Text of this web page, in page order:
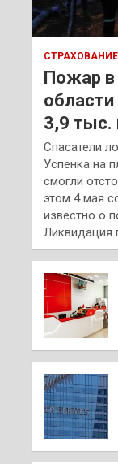
СТРАХОВАНИЕ
Пожар в
3,9 тыс.
Спасатели
Успенка на
смогли
этом 4 мая
известно о
Ликвидация